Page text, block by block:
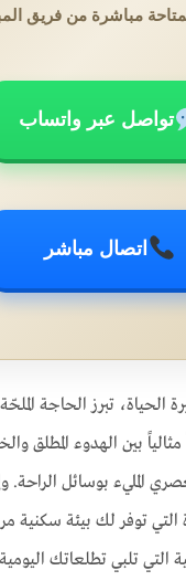
مباشرة من فريق
تواصل عبر واتساب
اتصال مباشر
الحياة، تبرز الحاجة
بين الهدوء المطلق
المليء بوسائل
التي توفر لك بيئة سكنية
التي تلبي تطلعاتك